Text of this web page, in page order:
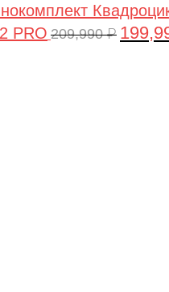
PRO 209,990₽